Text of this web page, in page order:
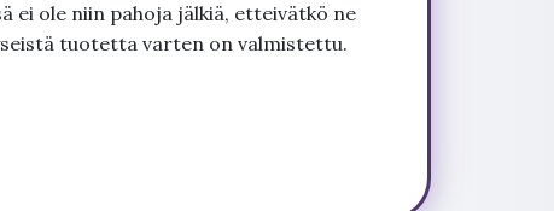
ei ole niin pahoja jälkiä, etteivätkö ne
tuotetta varten on valmistettu.